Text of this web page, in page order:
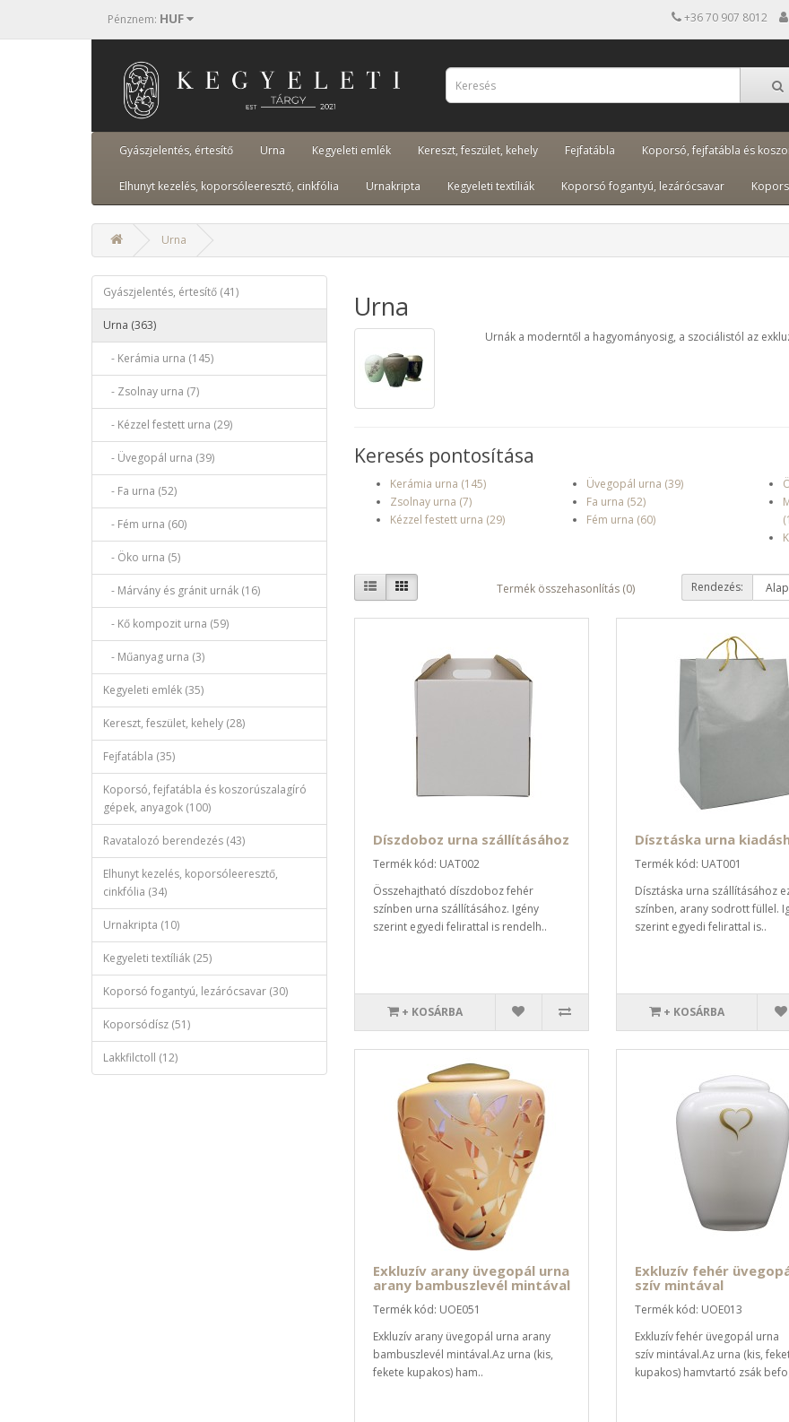
Pénznem: HUF +36 70 907 8012
Gyászjelentés, értesítő Urna Kegyeleti emlék Kereszt, feszület, kehely Fejfatábla Koporsó, fejfatábla és
Elhunyt kezelés, koporsóleeresztő, cinkfólia Urnakripta Kegyeleti textíliák Koporsó fogantyú, lezárócsavar
Urna
Gyászjelentés, értesítő (41)
Urna (363)
- Kerámia urna (145)
- Zsolnay urna (7)
- Kézzel festett urna (29)
- Üvegopál urna (39)
- Fa urna (52)
- Fém urna (60)
- Öko urna (5)
- Márvány és gránit urnák (16)
- Kő kompozit urna (59)
- Műanyag urna (3)
Kegyeleti emlék (35)
Kereszt, feszület, kehely (28)
Fejfatábla (35)
Koporsó, fejfatábla és koszorúszalagíró
gépek, anyagok (100)
Ravatalozó berendezés (43)
Elhunyt kezelés, koporsóleeresztő,
cinkfólia (34)
Urnakripta (10)
Kegyeleti textíliák (25)
Koporsó fogantyú, lezárócsavar (30)
Koporsódísz (51)
Lakkfilctoll (12)
Urna
Urnák a moderntől a hagyományosig, a szociálistól az
Keresés pontosítása
Kerámia urna (145)
Zsolnay urna (7)
Kézzel festett urna (29)
Üvegopál urna (39)
Fa urna (52)
Fém urna (60)
Termék összehasonlítás (0) Rendezés:
Díszdoboz urna szállításához
Termék kód: UAT002
Összehajtható díszdoboz fehér
színben urna szállításához. Igény
szerint egyedi felirattal is rendelh..
+ KOSÁRBA
Dísztáska urna
Termék kód: UAT001
Dísztáska urna szállításához
színben, arany sodrott füllel.
szerint egyedi felirattal is..
+ KOSÁRBA
Exkluzív arany üvegopál urna
arany bambuszlevél mintával
Termék kód: UOE051
Exkluzív arany üvegopál urna arany
bambuszlevél mintával.Az urna (kis,
fekete kupakos) ham..
Exkluzív fehér
szív mintával
Termék kód: UOE013
Exkluzív fehér üvegopál urna
szív mintával.Az urna (kis,
kupakos) hamvtartó zsák